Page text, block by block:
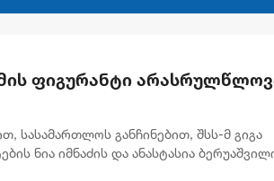
ფიგურანტი
სასამართლოს განჩინებით, შსს-მ გიგა
ნია იმნაძის და ანასტასია